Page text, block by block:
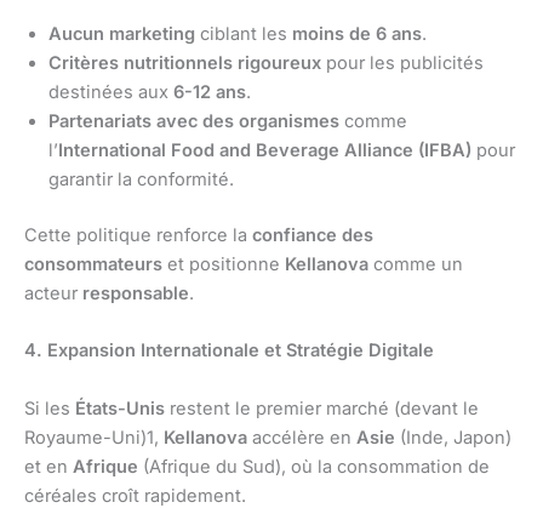
Aucun marketing ciblant les moins de 6 ans.
Critères nutritionnels rigoureux pour les publicités
destinées aux 6-12 ans.
Partenariats avec des organismes comme
l’International Food and Beverage Alliance (IFBA) pour
garantir la conformité.
Cette politique renforce la confiance des
consommateurs et positionne Kellanova comme un
acteur responsable.
4. Expansion Internationale et Stratégie Digitale
Si les États-Unis restent le premier marché (devant le
Royaume-Uni)1, Kellanova accélère en Asie (Inde, Japon)
et en Afrique (Afrique du Sud), où la consommation de
céréales croît rapidement.